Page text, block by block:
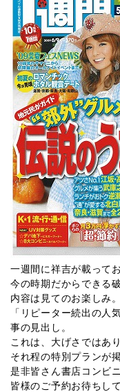
一週間に祥吉が載って
今の時期だからできる
内容は見てのお楽しみ。
「リピーター続出の人
事の見出し。
これは、大げさではあ
それ程の特別プランが
是非皆さん書店コンビ
皆様のご予約お待ちし